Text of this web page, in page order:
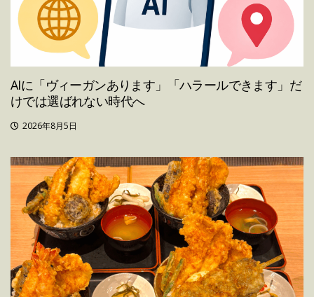
AIに「ヴィーガンあります」「ハラールできます」だ
けでは選ばれない時代へ
2026年8月5日